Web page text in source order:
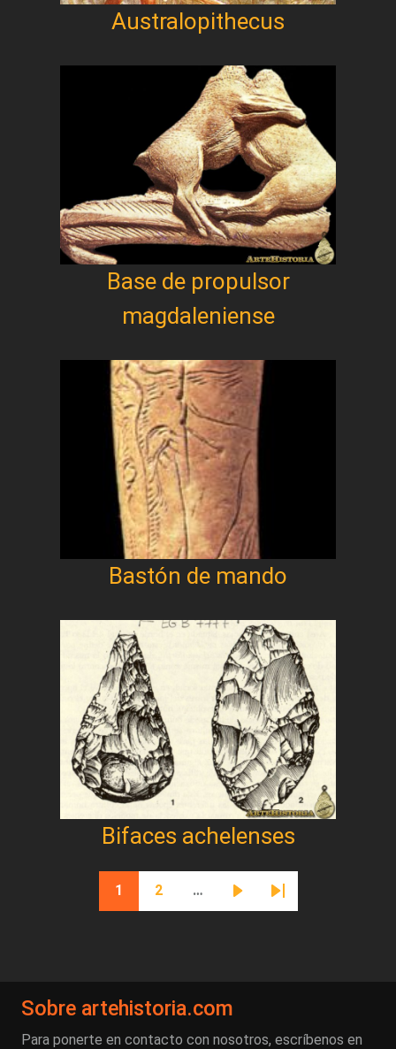
Australopithecus
Base de propulsor
magdaleniense
Bastón de mando
Bifaces achelenses
Paginación
Página actual
1
Página
2 …
Siguiente página
Última página
Sobre artehistoria.com
Para ponerte en contacto con nosotros, escríbenos en